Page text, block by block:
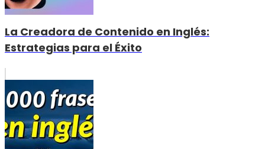
La Creadora de Contenido en Inglés:
Estrategias para el Éxito